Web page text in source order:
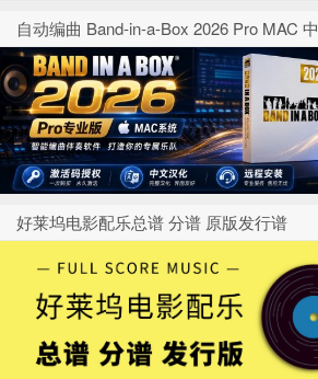
自动编曲 Band-in-a-Box 2026 Pro MAC
好莱坞电影配乐总谱 分谱 原版发行谱